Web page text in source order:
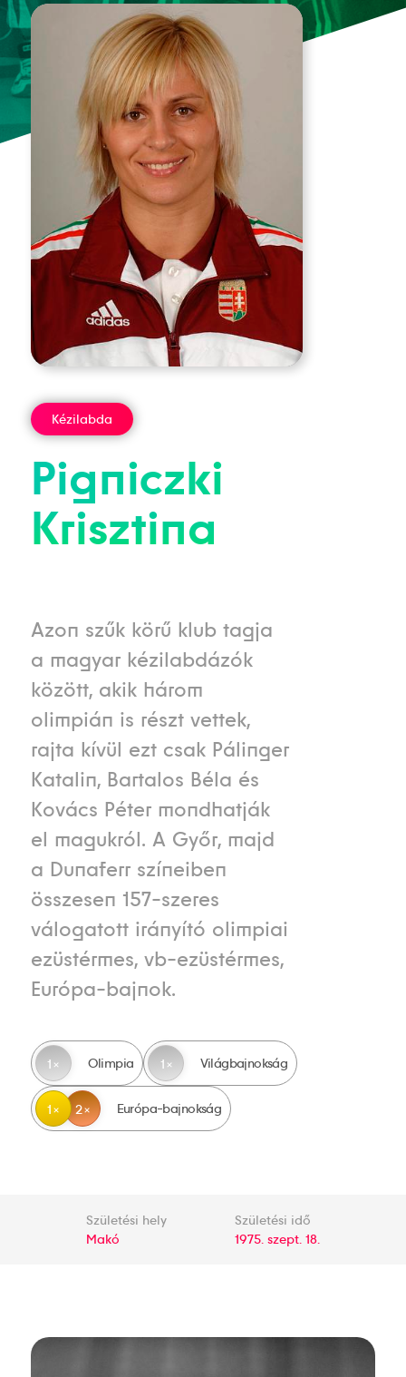
Kézilabda
Pigniczki
Krisztina
Azon szűk körű klub tagja
a magyar kézilabdázók
között, akik három
olimpián is részt vettek,
rajta kívül ezt csak Pálinger
Katalin, Bartalos Béla és
Kovács Péter mondhatják
el magukról. A Győr, majd
a Dunaferr színeiben
összesen 157-szeres
válogatott irányító olimpiai
ezüstérmes, vb-ezüstérmes,
Európa-bajnok.
1 Olimpia 1 Világbajnokság
1 2 Európa-bajnokság
Születési hely
Makó
Születési idő
1975. szept. 18.